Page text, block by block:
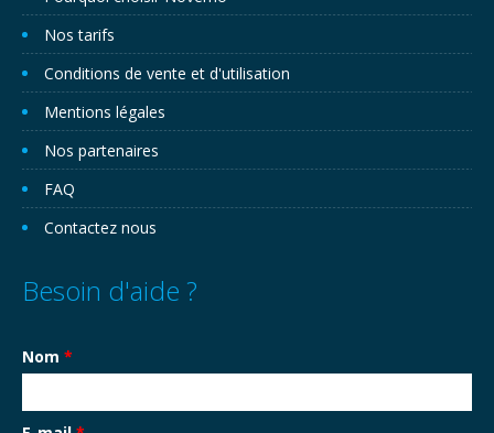
Nos tarifs
Conditions de vente et d'utilisation
Mentions légales
Nos partenaires
FAQ
Contactez nous
Besoin d'aide ?
Nom *